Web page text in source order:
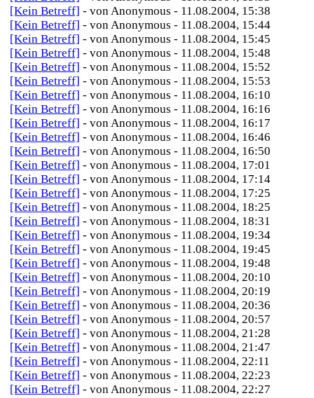
[Kein Betreff] - von Anonymous - 11.08.2004, 15:38
[Kein Betreff] - von Anonymous - 11.08.2004, 15:44
[Kein Betreff] - von Anonymous - 11.08.2004, 15:45
[Kein Betreff] - von Anonymous - 11.08.2004, 15:48
[Kein Betreff] - von Anonymous - 11.08.2004, 15:52
[Kein Betreff] - von Anonymous - 11.08.2004, 15:53
[Kein Betreff] - von Anonymous - 11.08.2004, 16:10
[Kein Betreff] - von Anonymous - 11.08.2004, 16:16
[Kein Betreff] - von Anonymous - 11.08.2004, 16:17
[Kein Betreff] - von Anonymous - 11.08.2004, 16:46
[Kein Betreff] - von Anonymous - 11.08.2004, 16:50
[Kein Betreff] - von Anonymous - 11.08.2004, 17:01
[Kein Betreff] - von Anonymous - 11.08.2004, 17:14
[Kein Betreff] - von Anonymous - 11.08.2004, 17:25
[Kein Betreff] - von Anonymous - 11.08.2004, 18:25
[Kein Betreff] - von Anonymous - 11.08.2004, 18:31
[Kein Betreff] - von Anonymous - 11.08.2004, 19:34
[Kein Betreff] - von Anonymous - 11.08.2004, 19:45
[Kein Betreff] - von Anonymous - 11.08.2004, 19:48
[Kein Betreff] - von Anonymous - 11.08.2004, 20:10
[Kein Betreff] - von Anonymous - 11.08.2004, 20:19
[Kein Betreff] - von Anonymous - 11.08.2004, 20:36
[Kein Betreff] - von Anonymous - 11.08.2004, 20:57
[Kein Betreff] - von Anonymous - 11.08.2004, 21:28
[Kein Betreff] - von Anonymous - 11.08.2004, 21:47
[Kein Betreff] - von Anonymous - 11.08.2004, 22:11
[Kein Betreff] - von Anonymous - 11.08.2004, 22:23
[Kein Betreff] - von Anonymous - 11.08.2004, 22:27